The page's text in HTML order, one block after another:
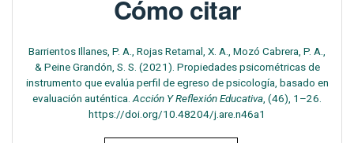
Cómo citar
Barrientos Illanes, P. A., Rojas Retamal, X. A., Mozó Cabrera, P. A.,
& Peine Grandón, S. S. (2021). Propiedades psicométricas de
instrumento que evalúa perfil de egreso de psicología, basado en
evaluación auténtica. Acción Y Reflexión Educativa , (46), 1–26.
https://doi.org/10.48204/j.are.n46a1